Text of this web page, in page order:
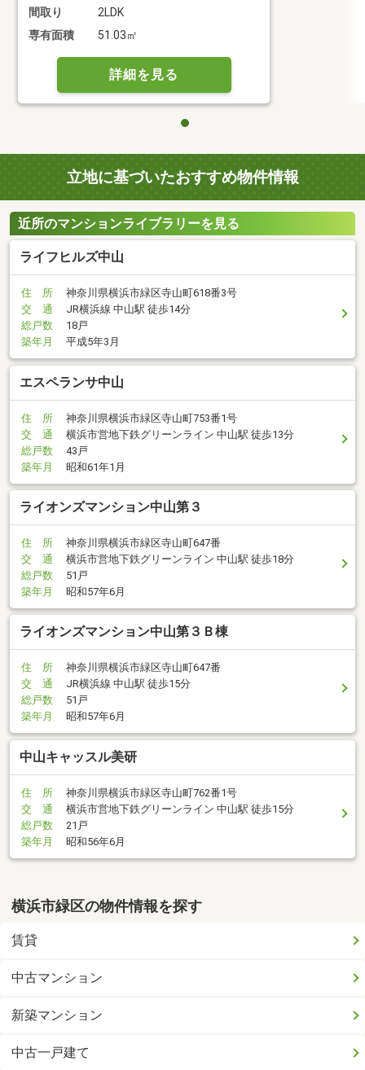
間取り
2LDK
専有面積
51.03㎡
詳細を見る
立地に基づいたおすすめ物件情報
近所のマンションライブラリーを見る
ライフヒルズ中山
住 所
神奈川県横浜市緑区寺山町618番3号
交 通
JR横浜線 中山駅 徒歩14分
総戸数
18戸
築年月
平成5年3月
エスペランサ中山
住 所
神奈川県横浜市緑区寺山町753番1号
交 通
横浜市営地下鉄グリーンライン 中山駅 徒歩13分
総戸数
43戸
築年月
昭和61年1月
ライオンズマンション中山第３
住 所
神奈川県横浜市緑区寺山町647番
交 通
横浜市営地下鉄グリーンライン 中山駅 徒歩18分
総戸数
51戸
築年月
昭和57年6月
ライオンズマンション中山第３Ｂ棟
住 所
神奈川県横浜市緑区寺山町647番
交 通
JR横浜線 中山駅 徒歩15分
総戸数
51戸
築年月
昭和57年6月
中山キャッスル美研
住 所
神奈川県横浜市緑区寺山町762番1号
交 通
横浜市営地下鉄グリーンライン 中山駅 徒歩15分
総戸数
21戸
築年月
昭和56年6月
横浜市緑区の物件情報を探す
賃貸
中古マンション
新築マンション
中古一戸建て